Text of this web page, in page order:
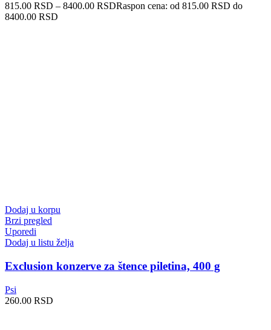
815.00 RSD – 8400.00 RSDRaspon cena: od 815.00 RSD do
8400.00 RSD
Dodaj u korpu
Brzi pregled
Uporedi
Dodaj u listu želja
Exclusion konzerve za štence piletina, 400 g
Psi
260.00 RSD